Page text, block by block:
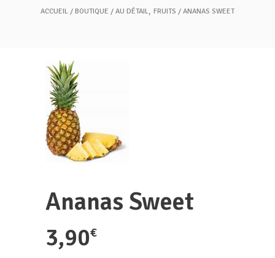
ACCUEIL BOUTIQUE AU DÉTAIL, FRUITS ANANAS SWEET
Ananas Sweet
3,90€